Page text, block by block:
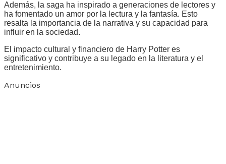
Además, la saga ha inspirado a generaciones de lectores y
ha fomentado un amor por la lectura y la fantasía. Esto
resalta la importancia de la narrativa y su capacidad para
influir en la sociedad.
El impacto cultural y financiero de Harry Potter es
significativo y contribuye a su legado en la literatura y el
entretenimiento.
Anuncios